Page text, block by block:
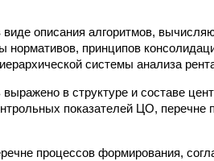
описания алгоритмов,
нормативов, принципов
системы анализа
в структуре и составе
показателей ЦО, перечне
процессов формирования,